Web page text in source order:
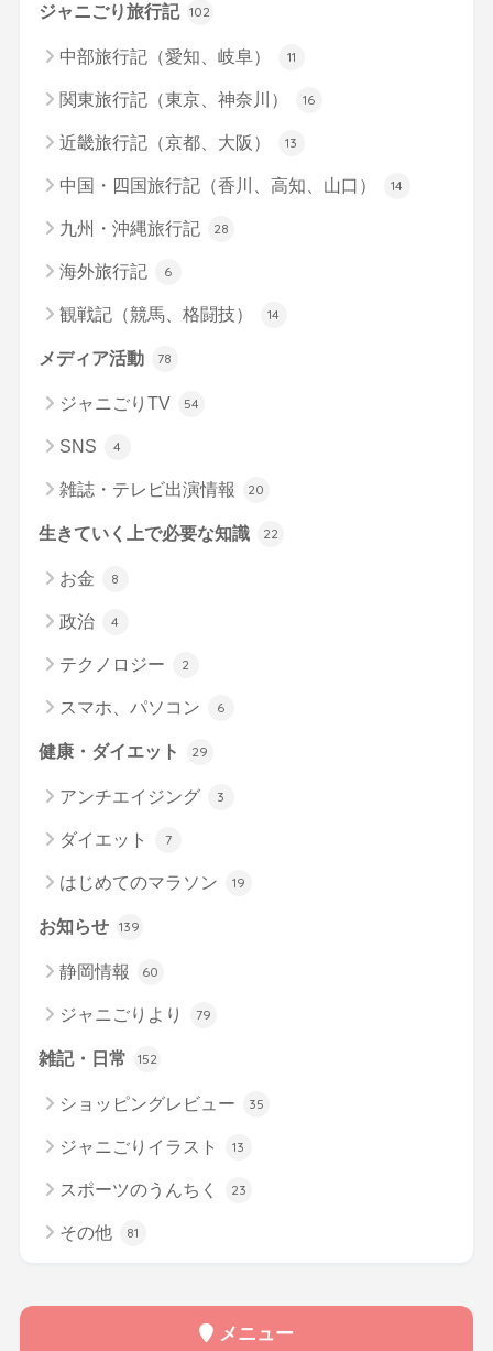
ジャニごり旅行記 102
中部旅行記（愛知、岐阜） 11
関東旅行記（東京、神奈川） 16
近畿旅行記（京都、大阪） 13
中国・四国旅行記（香川、高知、山口） 14
九州・沖縄旅行記 28
海外旅行記 6
観戦記（競馬、格闘技） 14
メディア活動 78
ジャニごりTV 54
SNS 4
雑誌・テレビ出演情報 20
生きていく上で必要な知識 22
お金 8
政治 4
テクノロジー 2
スマホ、パソコン 6
健康・ダイエット 29
アンチエイジング 3
ダイエット 7
はじめてのマラソン 19
お知らせ 139
静岡情報 60
ジャニごりより 79
雑記・日常 152
ショッピングレビュー 35
ジャニごりイラスト 13
スポーツのうんちく 23
その他 81
メニュー